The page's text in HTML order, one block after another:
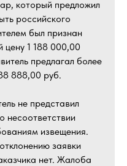
который предложил
российского
был признан
цену 1 188 000,00
предлагал более
888,00 руб.
не представил
несоответствии
извещения.
заявки
нет. Жалоба